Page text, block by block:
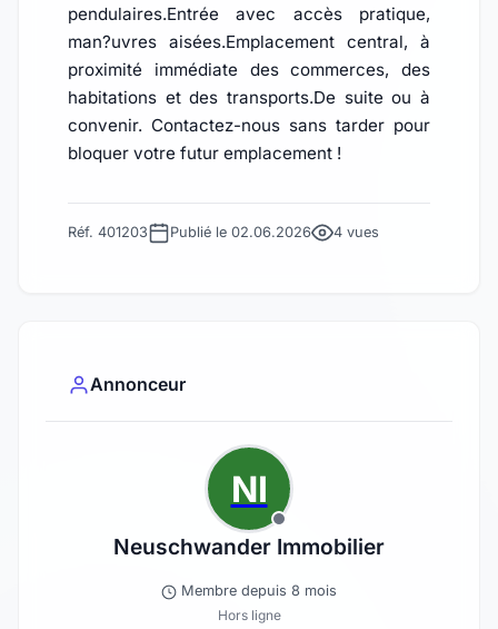
pendulaires.Entrée avec accès pratique,
man?uvres aisées.Emplacement central, à
proximité immédiate des commerces, des
habitations et des transports.De suite ou à
convenir. Contactez-nous sans tarder pour
bloquer votre futur emplacement !
Réf. 401203 Publié le 02.06.2026 4 vues
Annonceur
NI
Neuschwander Immobilier
Membre depuis 8 mois
Hors ligne